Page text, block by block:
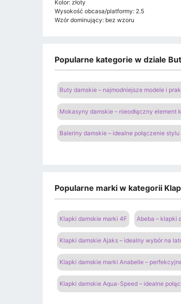
Kolor: złoty
Wysokość obcasa/platformy: 2.5
Wzór dominujący: bez wzoru
Popularne kategorie w dziale
Buty damskie – najmodniejsze modele i
Mokasyny damskie – nieodłączny element
Baleriny damskie – idealne połączenie
Popularne marki w kategorii
Klapki damskie marki 4F Abeba – klapki
Klapki damskie Ajaks – idealny wybór na
Klapki damskie marki Anabelle –
Klapki damskie Aqua-Speed – idealne